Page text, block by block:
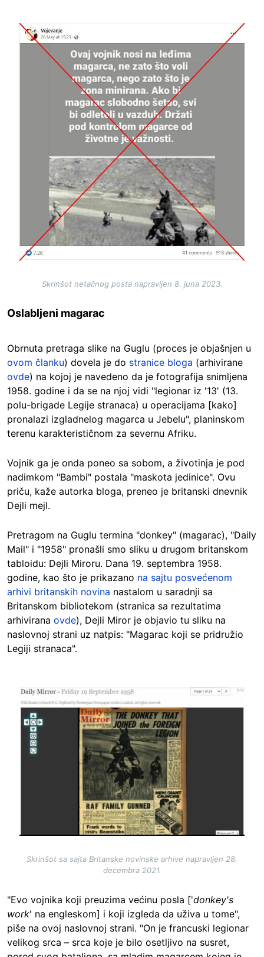
Image
Skrinšot netačnog posta napravljen 8. juna 2023.
Oslabljeni magarac
Obrnuta pretraga slike na Guglu (proces je objašnjen u
ovom članku) dovela je do stranice bloga (arhivirane
ovde) na kojoj je navedeno da je fotografija snimljena
1958. godine i da se na njoj vidi "legionar iz '13' (13.
polu-brigade Legije stranaca) u operacijama [kako]
pronalazi izgladnelog magarca u Jebelu", planinskom
terenu karakterističnom za severnu Afriku.
Vojnik ga je onda poneo sa sobom, a životinja je pod
nadimkom "Bambi" postala "maskota jedinice". Ovu
priču, kaže autorka bloga, preneo je britanski dnevnik
Dejli mejl.
Pretragom na Guglu termina "donkey" (magarac), "Daily
Mail" i "1958" pronašli smo sliku u drugom britanskom
tabloidu: Dejli Miroru. Dana 19. septembra 1958.
godine, kao što je prikazano na sajtu posvećenom
arhivi britanskih novina nastalom u saradnji sa
Britanskom bibliotekom (stranica sa rezultatima
arhivirana ovde), Dejli Miror je objavio tu sliku na
naslovnoj strani uz natpis: "Magarac koji se pridružio
Legiji stranaca".
Image
Skrinšot sa sajta Britanske novinske arhive napravljen 28.
decembra 2021.
"Evo vojnika koji preuzima većinu posla ['donkey's
work' na engleskom] i koji izgleda da uživa u tome",
piše na ovoj naslovnoj strani. "On je francuski legionar
velikog srca – srca koje je bilo osetljivo na susret,